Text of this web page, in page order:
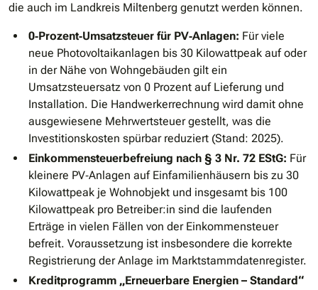
die auch im Landkreis Miltenberg genutzt werden können.
0‐Prozent‐Umsatzsteuer für PV‐Anlagen: Für viele
neue Photovoltaikanlagen bis 30 Kilowattpeak auf oder
in der Nähe von Wohngebäuden gilt ein
Umsatzsteuersatz von 0 Prozent auf Lieferung und
Installation. Die Handwerkerrechnung wird damit ohne
ausgewiesene Mehrwertsteuer gestellt, was die
Investitionskosten spürbar reduziert (Stand: 2025).
Einkommensteuerbefreiung nach § 3 Nr. 72 EStG: Für
kleinere PV‐Anlagen auf Einfamilienhäusern bis zu 30
Kilowattpeak je Wohnobjekt und insgesamt bis 100
Kilowattpeak pro Betreiber:in sind die laufenden
Erträge in vielen Fällen von der Einkommensteuer
befreit. Voraussetzung ist insbesondere die korrekte
Registrierung der Anlage im Marktstammdatenregister.
Kreditprogramm „Erneuerbare Energien – Standard“